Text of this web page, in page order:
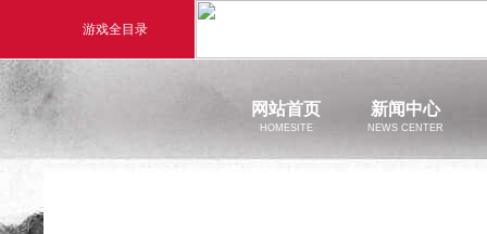
游戏全目录
玄幻游戏
网站首页
HOMESITE
新闻中心
NEWS CENTER